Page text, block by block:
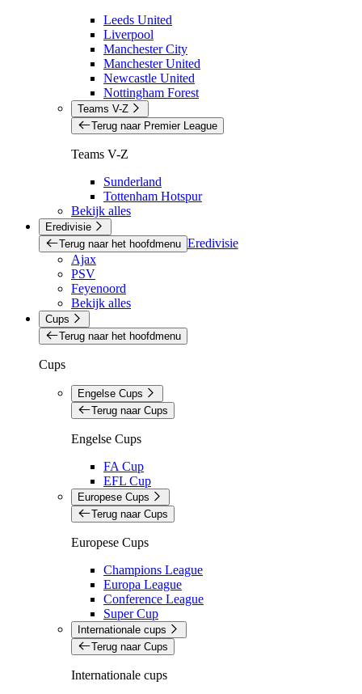
Leeds United
Liverpool
Manchester City
Manchester United
Newcastle United
Nottingham Forest
Teams V-Z
Terug naar Premier League
Teams V-Z
Sunderland
Tottenham Hotspur
Bekijk alles
Eredivisie
Terug naar het hoofdmenu Eredivisie
Ajax
PSV
Feyenoord
Bekijk alles
Cups
Terug naar het hoofdmenu
Cups
Engelse Cups
Terug naar Cups
Engelse Cups
FA Cup
EFL Cup
Europese Cups
Terug naar Cups
Europese Cups
Champions League
Europa League
Conference League
Super Cup
Internationale cups
Terug naar Cups
Internationale cups